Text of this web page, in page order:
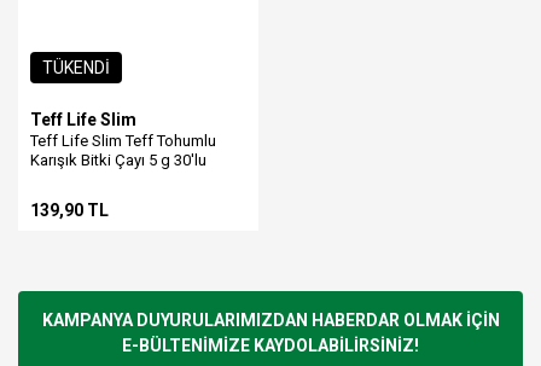
TÜKENDİ
Teff Life Slim
Teff Life Slim Teff Tohumlu
Karışık Bitki Çayı 5 g 30'lu
139,90 TL
KAMPANYA DUYURULARIMIZDAN HABERDAR OLMAK İÇİN
E-BÜLTENİMİZE KAYDOLABİLİRSİNİZ!